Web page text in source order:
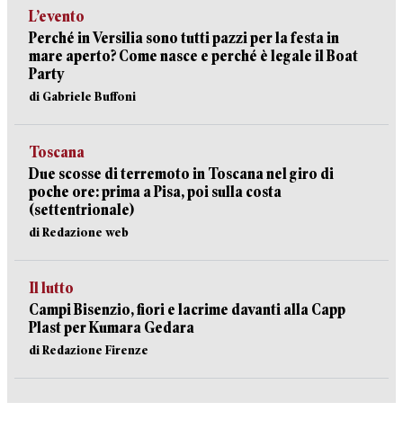
L’evento
Perché in Versilia sono tutti pazzi per la festa in
mare aperto? Come nasce e perché è legale il Boat
Party
di Gabriele Buffoni
Toscana
Due scosse di terremoto in Toscana nel giro di
poche ore: prima a Pisa, poi sulla costa
(settentrionale)
di Redazione web
Il lutto
Campi Bisenzio, fiori e lacrime davanti alla Capp
Plast per Kumara Gedara
di Redazione Firenze